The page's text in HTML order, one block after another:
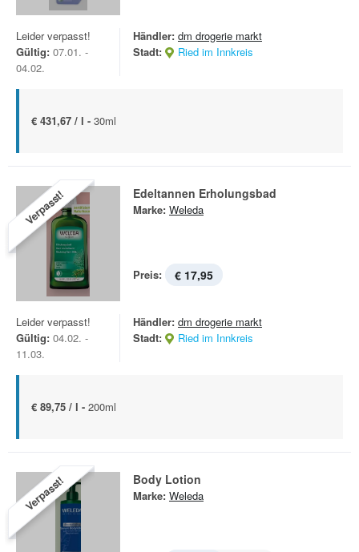
Leider verpasst!
Gültig: 07.01. -
04.02.
Händler: dm drogerie markt
Stadt:
Ried im Innkreis
€ 431,67 / l - 30ml
Verpasst! Edeltannen Erholungsbad
Marke: Weleda
Preis: € 17,95
Leider verpasst!
Gültig: 04.02. -
11.03.
Händler: dm drogerie markt
Stadt:
Ried im Innkreis
€ 89,75 / l - 200ml
Verpasst! Body Lotion
Marke: Weleda